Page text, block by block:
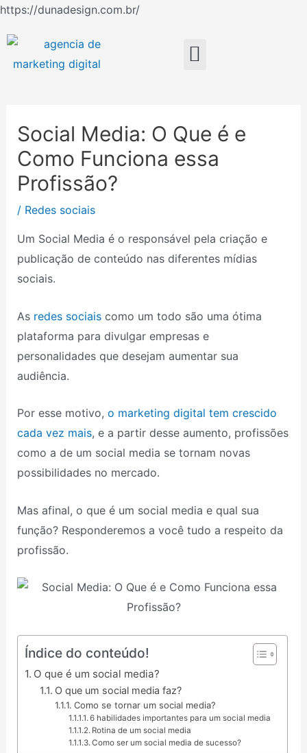
https://dunadesign.com.br/Ir
Menu
Social Media: O Que é e
Como Funciona essa
Profissão?
/ Redes sociais
Um Social Media é o responsável pela criação e
publicação de conteúdo nas diferentes mídias
sociais.
As redes sociaiscomo um todo são uma ótima
plataforma para divulgar empresas e
personalidades que desejam aumentar sua
audiência.
Por esse motivo, o marketing digital tem crescido
cada vez mais, e a partir desse aumento, profissões
como a de um social media se tornam novas
possibilidades no mercado.
Mas afinal, o que é um social media e qual sua
função? Responderemos a você tudo a respeito da
profissão.
Índice do conteúdo!
O que é um social media?
O que um social media faz?
Como se tornar um social media?
6 habilidades importantes para um social media
Rotina de um social media
Como ser um social media de sucesso?
de
Post